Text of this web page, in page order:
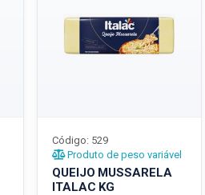
QUEIJO MUSSARELA
ITALAC KG
Código: 529
Produto de peso variável